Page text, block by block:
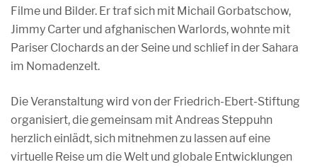
Filme und Bilder. Er traf sich mit Michail Gorbatschow,
Jimmy Carter und afghanischen Warlords, wohnte mit
Pariser Clochards an der Seine und schlief in der Sahara
im Nomadenzelt.
Die Veranstaltung wird von der Friedrich-Ebert-Stiftung
organisiert, die gemeinsam mit Andreas Steppuhn
herzlich einlädt, sich mitnehmen zu lassen auf eine
virtuelle Reise um die Welt und globale Entwicklungen